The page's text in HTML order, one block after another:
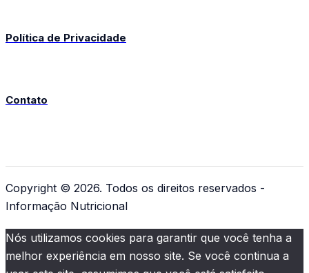
Política de Privacidade
Contato
Copyright © 2026. Todos os direitos reservados -
Informação Nutricional
Nós utilizamos cookies para garantir que você tenha a
melhor experiência em nosso site. Se você continua a